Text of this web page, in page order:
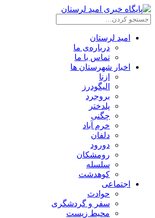
امید لرستان
درباره‌ی ما
تماس با ما
اخبار شهرستان ها
ازنا
الیگودرز
بروجرد
پلدختر
چگنی
خرم آباد
دلفان
دورود
رومشکان
سلسله
کوهدشت
اجتماعی
حوادث
سفر و گردشگری
محیط زیست